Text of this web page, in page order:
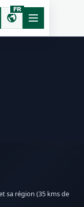
public
FR
sa région (35 kms de